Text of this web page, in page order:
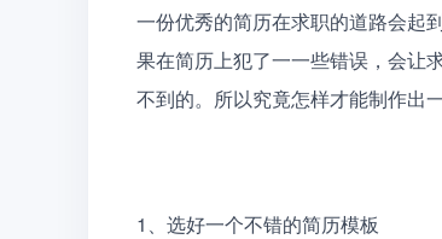
一份优秀的简历在求职的道路会起
果在简历上犯了一一些错误，会让
不到的。所以究竟怎样才能制作出
1、 选好一个不错的简历模板